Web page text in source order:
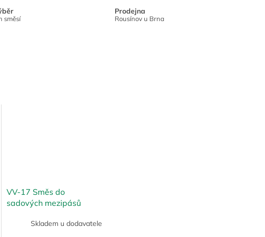
směsí
Prodejna
Rousínov u Brna
VV-17 Směs do
sadových mezipásů
Skladem u dodavatele